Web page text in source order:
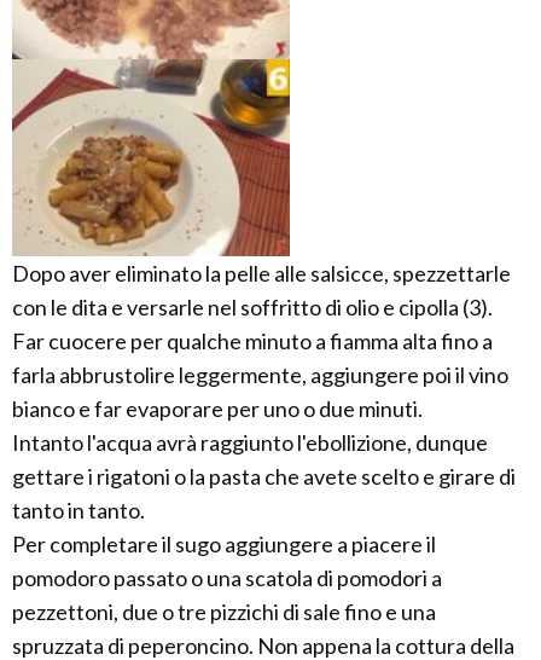
Dopo aver eliminato la pelle alle salsicce, spezzettarle
con le dita e versarle nel soffritto di olio e cipolla (3).
Far cuocere per qualche minuto a fiamma alta fino a
farla abbrustolire leggermente, aggiungere poi il vino
bianco e far evaporare per uno o due minuti.
Intanto l'acqua avrà raggiunto l'ebollizione, dunque
gettare i rigatoni o la pasta che avete scelto e girare di
tanto in tanto.
Per completare il sugo aggiungere a piacere il
pomodoro passato o una scatola di pomodori a
pezzettoni, due o tre pizzichi di sale fino e una
spruzzata di peperoncino. Non appena la cottura della